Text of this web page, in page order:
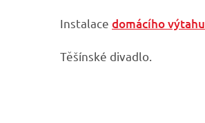
Instalace domácího výtahu
Těšínské divadlo.